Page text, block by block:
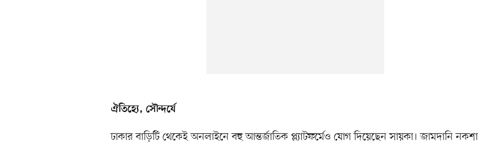
ঐতিহ্যে, সৌন্দর্যে
ঢাকার বাড়িটি থেকেই অনলাইনে বহু আন্তর্জাতিক প্ল্যাটফর্মেও যোগ দিয়েছেন সায়কা। জামদানি নকশা